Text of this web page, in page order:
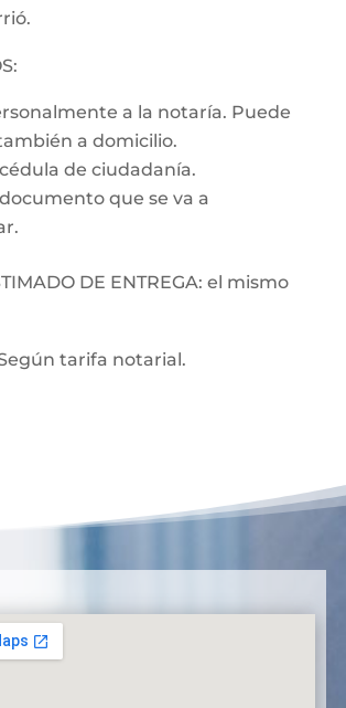
a la notaría. Puede
a domicilio.
de ciudadanía.
que se va a
DE ENTREGA: el mismo
Según tarifa notarial.